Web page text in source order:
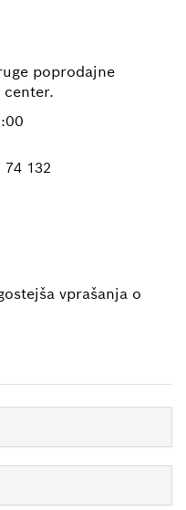
poprodajne
74 132
vprašanja o